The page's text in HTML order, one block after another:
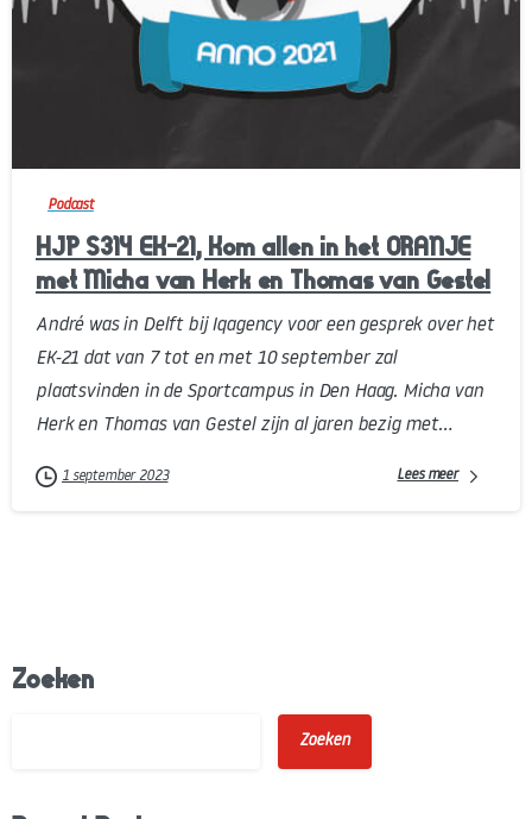
Podcast
HJP S314 EK-21, Kom allen in het ORANJE
met Micha van Herk en Thomas van Gestel
André was in Delft bij Iqagency voor een gesprek over het
EK-21 dat van 7 tot en met 10 september zal
plaatsvinden in de Sportcampus in Den Haag. Micha van
Herk en Thomas van Gestel zijn al jaren bezig met...
1 september 2023 Lees meer
Zoeken
Zoeken